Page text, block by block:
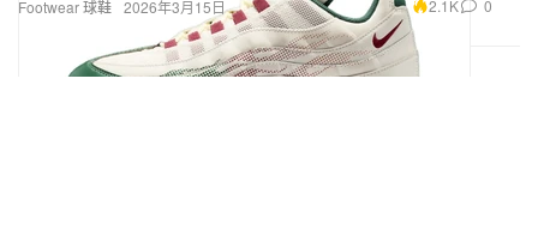
Footwear 球鞋 2026年3月15日 2.1K 0